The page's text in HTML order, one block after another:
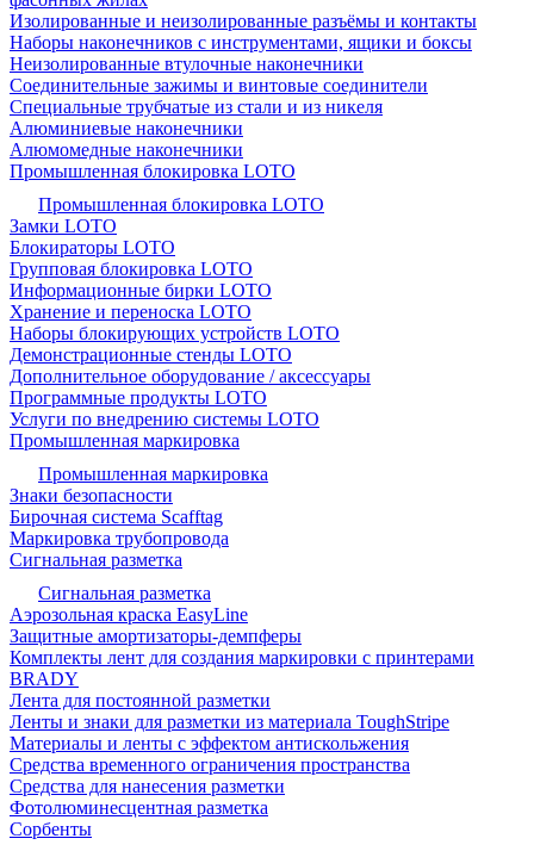
Изолированные и неизолированные разъёмы и контакты
Наборы наконечников с инструментами, ящики и боксы
Неизолированные втулочные наконечники
Соединительные зажимы и винтовые соединители
Специальные трубчатые из стали и из никеля
Алюминиевые наконечники
Алюмомедные наконечники
Промышленная блокировка LOTO
Промышленная блокировка LOTO
Замки LOTO
Блокираторы LOTO
Групповая блокировка LOTO
Информационные бирки LOTO
Хранение и переноска LOTO
Наборы блокирующих устройств LOTO
Демонстрационные стенды LOTO
Дополнительное оборудование / аксессуары
Программные продукты LOTO
Услуги по внедрению системы LOTO
Промышленная маркировка
Промышленная маркировка
Знаки безопасности
Бирочная система Scafftag
Маркировка трубопровода
Сигнальная разметка
Сигнальная разметка
Аэрозольная краска EasyLine
Защитные амортизаторы-демпферы
Комплекты лент для создания маркировки с принтерами
BRADY
Лента для постоянной разметки
Ленты и знаки для разметки из материала ToughStripe
Материалы и ленты с эффектом антискольжения
Средства временного ограничения пространства
Средства для нанесения разметки
Фотолюминесцентная разметка
Сорбенты